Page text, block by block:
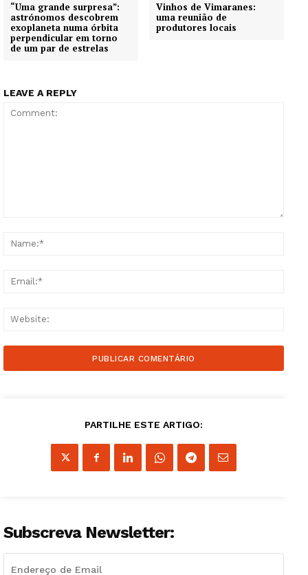
Guimarães, agora!
“Uma grande surpresa”:
astrónomos descobrem
exoplaneta numa órbita
perpendicular em torno
de um par de estrelas
Vinhos de Vimaranes:
uma reunião de
produtores locais
LEAVE A REPLY
PARTILHE ESTE ARTIGO:
Subscreva Newsletter: